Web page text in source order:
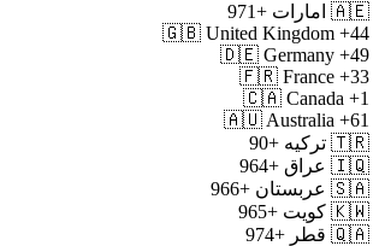
🇦🇪 امارات +971
🇬🇧 United Kingdom +44
🇩🇪 Germany +49
🇫🇷 France +33
🇨🇦 Canada +1
🇦🇺 Australia +61
🇹🇷 ترکیه +90
🇮🇶 عراق +964
🇸🇦 عربستان +966
🇰🇼 کویت +965
🇶🇦 قطر +974